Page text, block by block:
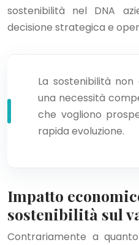
sostenibilità nel DNA
decisione strategica e
La sostenibilità non
una necessità
che vogliono
rapida evoluzione.
Impatto
sostenibilità sul
Contrariamente a